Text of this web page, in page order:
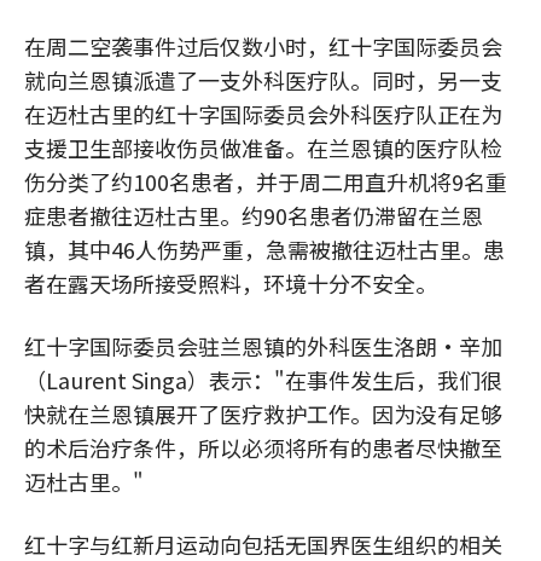
在周二空袭事件过后仅数小时，红十字国际委员会
就向兰恩镇派遣了一支外科医疗队。同时，另一支
在迈杜古里的红十字国际委员会外科医疗队正在为
支援卫生部接收伤员做准备。在兰恩镇的医疗队检
伤分类了约100名患者，并于周二用直升机将9名重
症患者撤往迈杜古里。约90名患者仍滞留在兰恩
镇，其中46人伤势严重，急需被撤往迈杜古里。患
者在露天场所接受照料，环境十分不安全。
红十字国际委员会驻兰恩镇的外科医生洛朗·辛加
（Laurent Singa）表示："在事件发生后，我们很
快就在兰恩镇展开了医疗救护工作。因为没有足够
的术后治疗条件，所以必须将所有的患者尽快撤至
迈杜古里。"
红十字与红新月运动向包括无国界医生组织的相关